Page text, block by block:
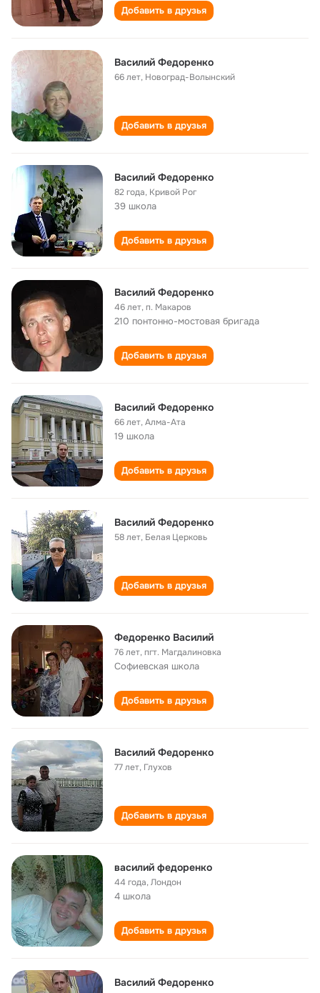
Добавить в друзья
Василий Федоренко
66 лет, Новоград-Волынский
Добавить в друзья
Василий Федоренко
82 года, Кривой Рог
39 школа
Добавить в друзья
Василий Федоренко
46 лет,п. Макаров
210 понтонно-мостовая бригада
Добавить в друзья
Василий Федоренко
66 лет,Алма-Ата
19 школа
Добавить в друзья
Василий Федоренко
58 лет, Белая Церковь
Добавить в друзья
Федоренко Василий
76 лет,пгт. Магдалиновка
Софиевская школа
Добавить в друзья
Василий Федоренко
77 лет, Глухов
Добавить в друзья
василий федоренко
44 года,Лондон
4 школа
Добавить в друзья
Василий Федоренко